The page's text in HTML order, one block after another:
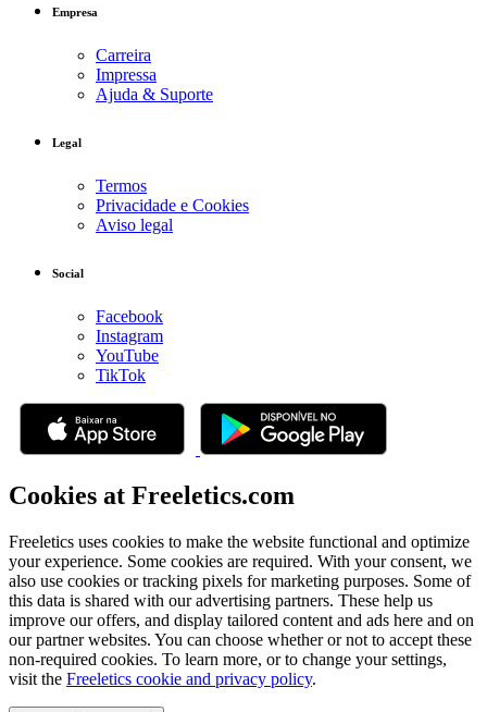
Empresa
Carreira
Impressa
Ajuda & Suporte
Legal
Termos
Privacidade e Cookies
Aviso legal
Social
Facebook
Instagram
YouTube
TikTok
Cookies at Freeletics.com
Freeletics uses cookies to make the website functional and optimize
your experience. Some cookies are required. With your consent, we
also use cookies or tracking pixels for marketing purposes. Some of
this data is shared with our advertising partners. These help us
improve our offers, and display tailored content and ads here and on
our partner websites. You can choose whether or not to accept these
non-required cookies. To learn more, or to change your settings,
visit the Freeletics cookie and privacy policy.